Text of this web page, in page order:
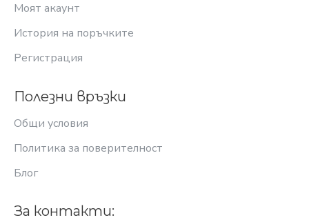
Моят акаунт
История на поръчките
Регистрация
Полезни връзки
Общи условия
Политика за поверителност
Блог
За контакти: